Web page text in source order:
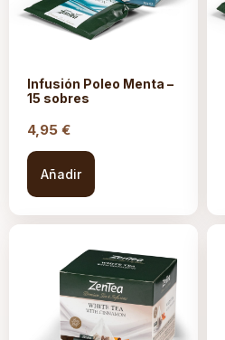
Infusión Poleo Menta –
15 sobres
4,95 €
Añadir